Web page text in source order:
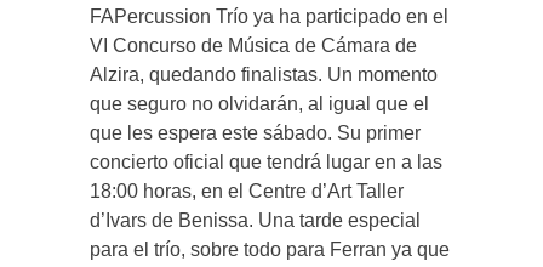
FAPercussion Trío ya ha participado en el
VI Concurso de Música de Cámara de
Alzira, quedando finalistas. Un momento
que seguro no olvidarán, al igual que el
que les espera este sábado. Su primer
concierto oficial que tendrá lugar en a las
18:00 horas, en el Centre d’Art Taller
d’Ivars de Benissa. Una tarde especial
para el trío, sobre todo para Ferran ya que